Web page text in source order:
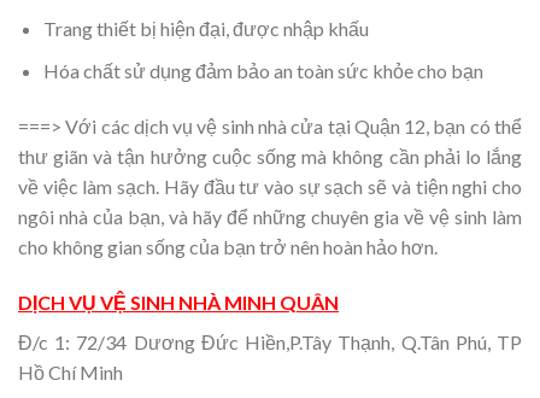
Trang thiết bị hiện đại, được nhập khấu
Hóa chất sử dụng đảm bảo an toàn sức khỏe cho bạn
===> Với các dịch vụ vệ sinh nhà cửa tại Quận 12, bạn có thể
thư giãn và tận hưởng cuộc sống mà không cần phải lo lắng
về việc làm sạch. Hãy đầu tư vào sự sạch sẽ và tiện nghi cho
ngôi nhà của bạn, và hãy để những chuyên gia về vệ sinh làm
cho không gian sống của bạn trở nên hoàn hảo hơn.
DỊCH VỤ VỆ SINH NHÀ MINH QUÂN
Đ/c 1: 72/34 Dương Đức Hiền,P.Tây Thạnh, Q.Tân Phú, TP
Hồ Chí Minh